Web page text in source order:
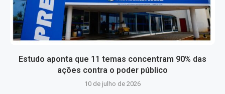
Estudo aponta que 11 temas concentram 90% das
ações contra o poder público
10 de julho de 2026